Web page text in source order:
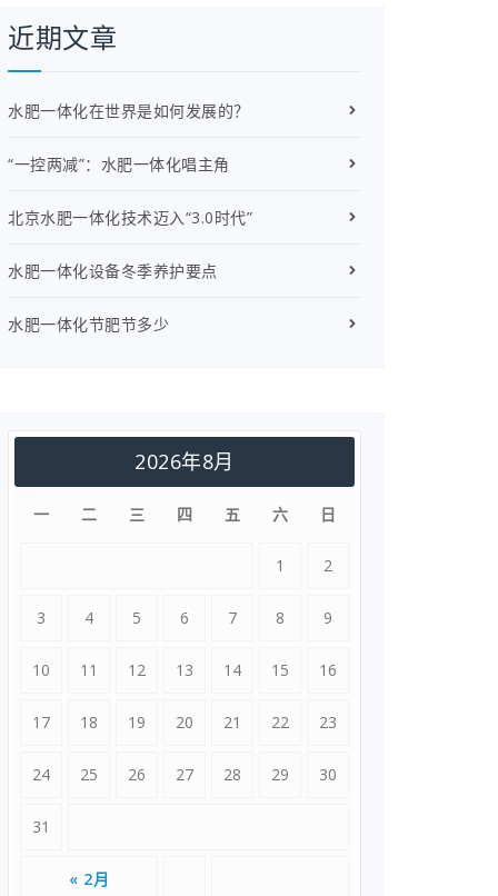
近期文章
水肥一体化在世界是如何发展的？
“一控两减”：水肥一体化唱主角
北京水肥一体化技术迈入“3.0时代”
水肥一体化设备冬季养护要点
水肥一体化节肥节多少
2026年8月
一 二 三 四 五 六 日
« 2月
1 2
3 4 5 6 7 8 9
10 11 12 13 14 15 16
17 18 19 20 21 22 23
24 25 26 27 28 29 30
31